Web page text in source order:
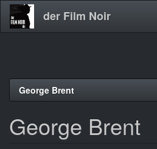
Direkt
der Film Noir
George Brent
George Brent